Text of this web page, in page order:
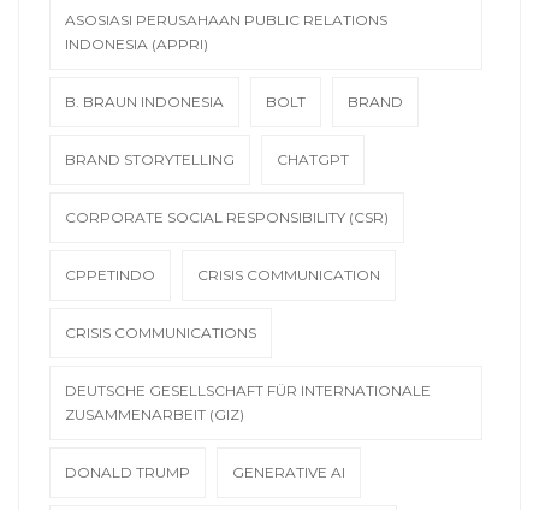
ASOSIASI PERUSAHAAN PUBLIC RELATIONS
INDONESIA (APPRI)
B. BRAUN INDONESIA BOLT BRAND
BRAND STORYTELLING CHATGPT
CORPORATE SOCIAL RESPONSIBILITY (CSR)
CPPETINDO CRISIS COMMUNICATION
CRISIS COMMUNICATIONS
DEUTSCHE GESELLSCHAFT FÜR INTERNATIONALE
ZUSAMMENARBEIT (GIZ)
DONALD TRUMP GENERATIVE AI